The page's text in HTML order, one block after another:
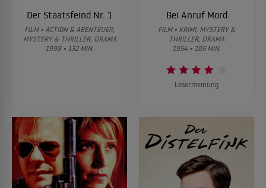
Der Staatsfeind Nr. 1
FILM • ACTION & ABENTEUER,
MYSTERY & THRILLER, DRAMA
1998 • 132 MIN.
Bei Anruf Mord
FILM • KRIMI, MYSTERY &
THRILLER, DRAMA
1954 • 105 MIN.
Lesermeinung